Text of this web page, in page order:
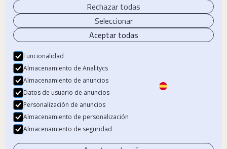
Aviso Legal
Política de privacidad
Política de Cookies
© 2024 Beka Finance. Todos los derechos reservados.
Beka Financial Markets Holdings, S.L. – CIF B87805545. Inscrita en el Registro
Mercantil de Madrid.
Rechazar todas
Seleccionar
Aceptar todas
Funcionalidad
Almacenamiento de Analitycs
Almacenamiento de anuncios
Datos de usuario de anuncios
Personalización de anuncios
Almacenamiento de personalización
Almacenamiento de seguridad